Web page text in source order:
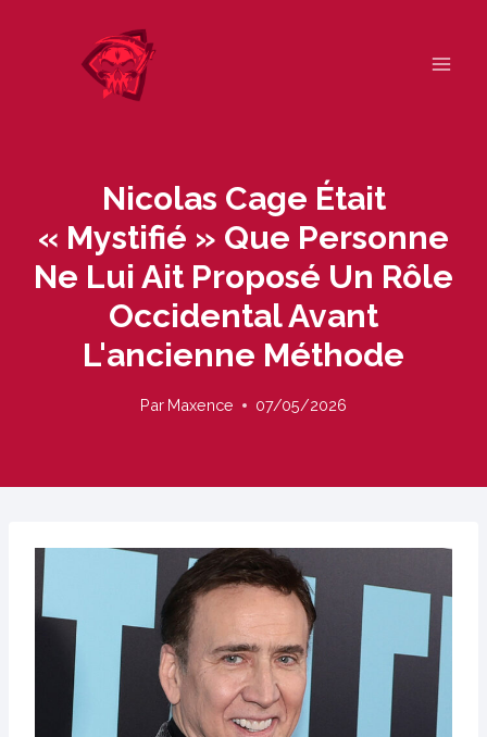
Nicolas Cage Était
« Mystifié » Que Personne
Ne Lui Ait Proposé Un Rôle
Occidental Avant
L'ancienne Méthode
Par Maxence 07/05/2026